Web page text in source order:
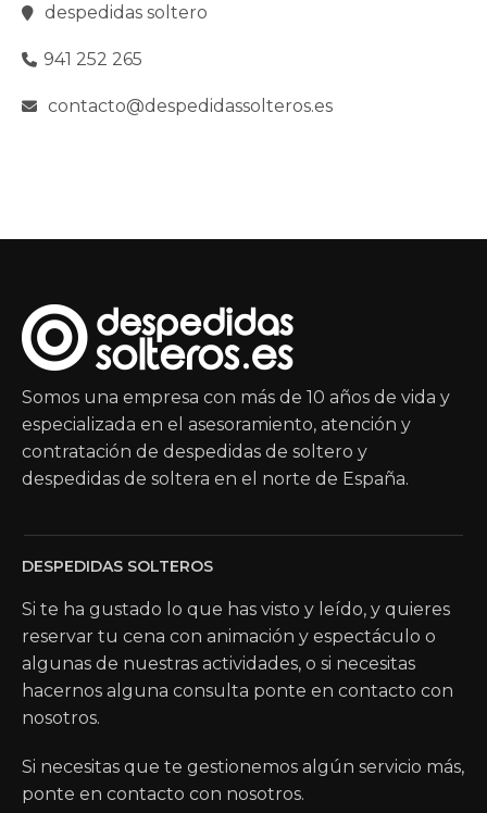
despedidas soltero
941 252 265
contacto@despedidassolteros.es
Somos una empresa con más de 10 años de vida y
especializada en el asesoramiento, atención y
contratación de despedidas de soltero y
despedidas de soltera en el norte de España.
DESPEDIDAS SOLTEROS
Si te ha gustado lo que has visto y leído, y quieres
reservar tu cena con animación y espectáculo o
algunas de nuestras actividades, o si necesitas
hacernos alguna consulta ponte en contacto con
nosotros.
Si necesitas que te gestionemos algún servicio más,
ponte en contacto con nosotros.